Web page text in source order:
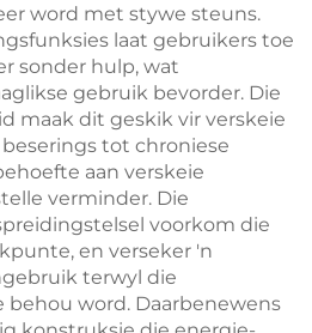
word met stywe steuns.
laat gebruikers toe
sonder hulp, wat
gebruik bevorder. Die
maak dit geskik vir verskeie
tot chroniese
aan verskeie
verminder. Die
voorkom die
en verseker 'n
terwyl die
behou word. Daarbenewens